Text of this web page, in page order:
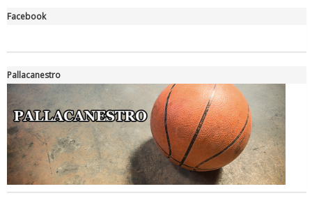
"Superare gli ostacoli": la relazione di Tiziano Pesce al CN Uisp
Facebook
Pallacanestro